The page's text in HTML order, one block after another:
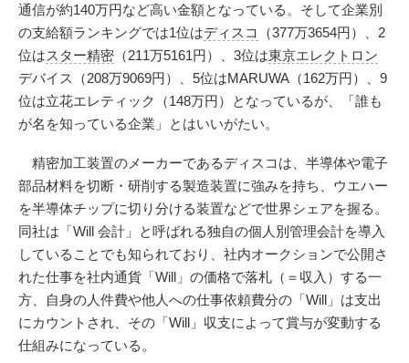
通信が約140万円など高い金額となっている。そして企業別
の支給額ランキングでは1位はディスコ
（377万3654円）、2
位はスター精密 （211万5161円）、3位は東京エレクトロン
デバイス（208万9069円）、5位はMARUWA（162万円）、9
位は立花エレティック（148万円）となっているが、「誰も
が名を知っている企業」とはいいがたい。
精密加工装置のメーカーであるディスコは、半導体や電子
部品材料を切断・研削する製造装置に強みを持ち、ウエハー
を半導体チップに切り分ける装置などで世界シェアを握る。
同社は「Will 会計」と呼ばれる独自の個人別管理会計を導入
していることでも知られており、社内オークションで公開さ
れた仕事を社内通貨「Will」の価格で落札（＝収入）する一
方、自身の人件費や他人への仕事依頼費分の「Will」は支出
にカウントされ、その「Will」収支によって賞与が変動する
仕組みになっている。